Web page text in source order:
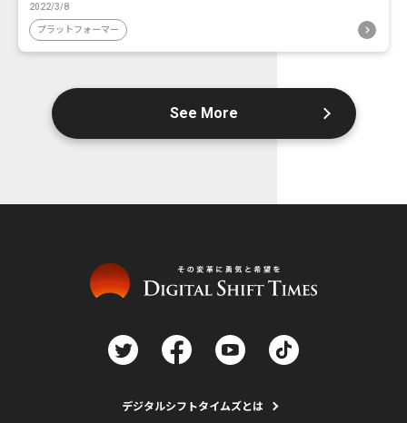
2022/3/8
プラットフォーマー
See More
デジタルシフトタイムズとは